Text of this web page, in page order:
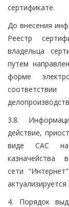
сертификате.
До внесения
Реестр
владельца
путем
форме
3.8.
действие,
виде САС на
казначейства
сети
4. Порядок